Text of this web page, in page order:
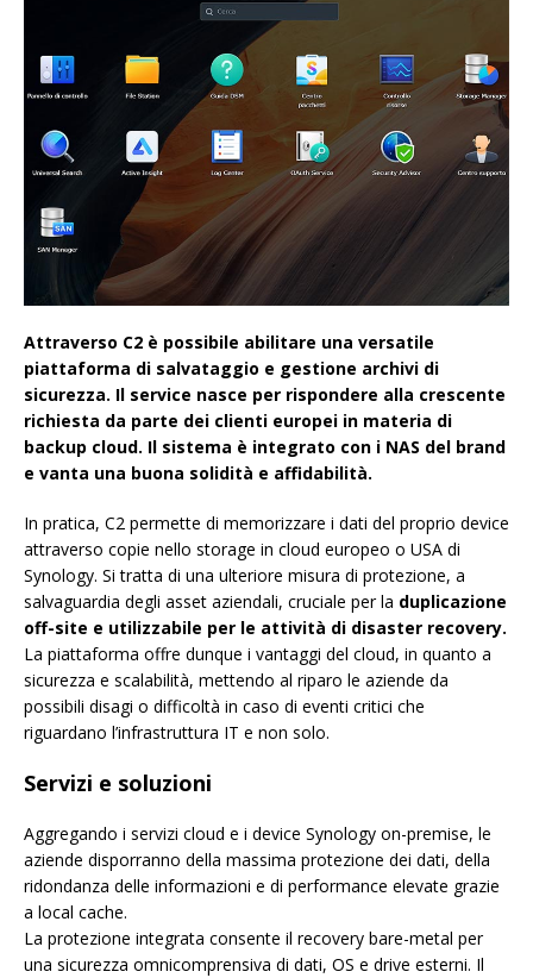
Attraverso C2 è possibile abilitare una versatile
piattaforma di salvataggio e gestione archivi di
sicurezza. Il service nasce per rispondere alla crescente
richiesta da parte dei clienti europei in materia di
backup cloud. Il sistema è integrato con i NAS del brand
e vanta una buona solidità e affidabilità.
In pratica, C2 permette di memorizzare i dati del proprio device
attraverso copie nello storage in cloud europeo o USA di
Synology. Si tratta di una ulteriore misura di protezione, a
salvaguardia degli asset aziendali, cruciale per la duplicazione
off-site e utilizzabile per le attività di disaster recovery.
La piattaforma offre dunque i vantaggi del cloud, in quanto a
sicurezza e scalabilità, mettendo al riparo le aziende da
possibili disagi o difficoltà in caso di eventi critici che
riguardano l’infrastruttura IT e non solo.
Servizi e soluzioni
Aggregando i servizi cloud e i device Synology on-premise, le
aziende disporranno della massima protezione dei dati, della
ridondanza delle informazioni e di performance elevate grazie
a local cache.
La protezione integrata consente il recovery bare-metal per
una sicurezza omnicomprensiva di dati, OS e drive esterni. Il